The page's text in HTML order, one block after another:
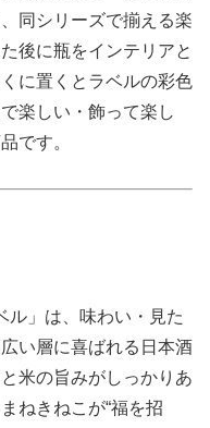
同シリーズで揃える楽
後に瓶をインテリアと
に置くとラベルの彩色
楽しい・飾って楽し
です。
ル」は、味わい・見た
い層に喜ばれる日本酒
米の旨みがしっかりあ
ねきねこが“福を招